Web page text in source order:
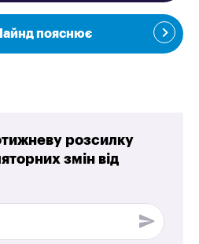
пояснює
розсилку
змін від